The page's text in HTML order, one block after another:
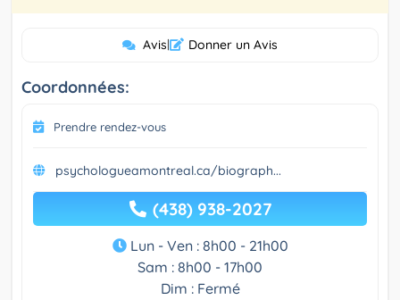
Avis| Donner un Avis
Coordonnées:
Prendre rendez-vous
psychologueamontreal.ca/biograph...
(438) 938-2027
Lun - Ven : 8h00 - 21h00
Sam : 8h00 - 17h00
Dim : Fermé